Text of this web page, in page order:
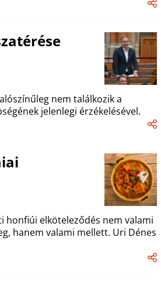
nem találkozik a
jelenlegi érzékelésével.
honfiúi elköteleződés nem valami
hanem valami mellett. Uri Dénes